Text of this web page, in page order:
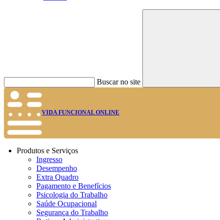
Buscar no site
VIDA FUNCIONAL ONLINE
Produtos e Serviços
Ingresso
Desempenho
Extra Quadro
Pagamento e Benefícios
Psicologia do Trabalho
Saúde Ocupacional
Segurança do Trabalho